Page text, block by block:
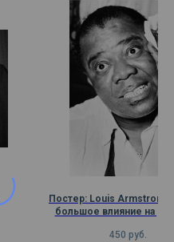
Постер: Louis Armstrong.
большое влияние на
450 руб.